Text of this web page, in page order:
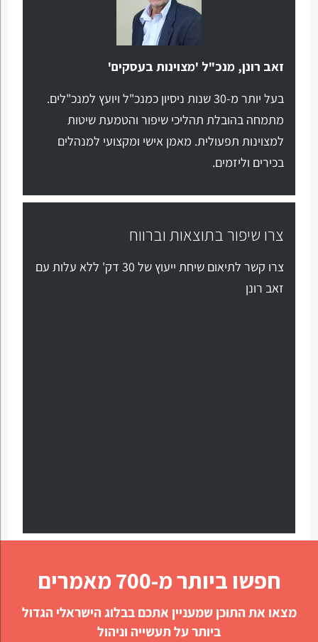
זאב רונן, מנכ"ל 'מצוינות בעסקים'
בעל יותר מ-30 שנות ניסיון כמנכ"ל ויועץ למנכ"לים.
מתמחה בהובלת תהליכי שיפור והטמעת שיטות
למצוינות תפעולית. מאמן אישי ומקצועי למנהלים
בכירים וליזמים.
צרו שיפור בתוצאות וברווח
צרו קשר לתיאום שיחת ייעוץ של 30 דק' ללא עלות עם
זאב רונן
חפשו ביותר מ-700 מאמרים
מצאו את התוכן שמעניין אתכם בבלוג הישראלי הגדול
ביותר על תעשייה וניהול